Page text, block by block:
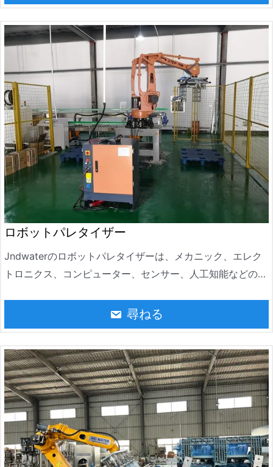
生産効率を向上させ、人件費を削減し、現代の工業生産にお
ける自動化に対する高い需要を満たします。
ロボットパレタイザー
Jndwaterのロボットパレタイザーは、メカニック、エレク
トロニクス、コンピューター、センサー、人工知能などの複
は、物流倉庫、食品および飲料、建築材料、電子機器、化学
薬品で広く使用されています。
尋ねる